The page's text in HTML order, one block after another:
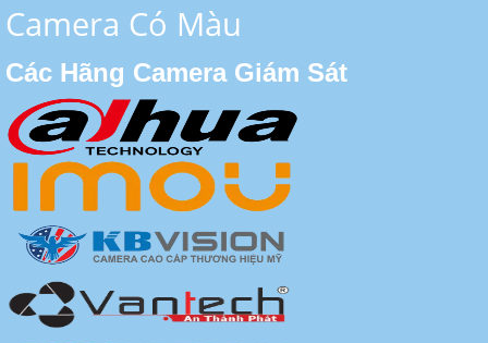
Camera Có Màu
Các Hãng Camera Giám Sát